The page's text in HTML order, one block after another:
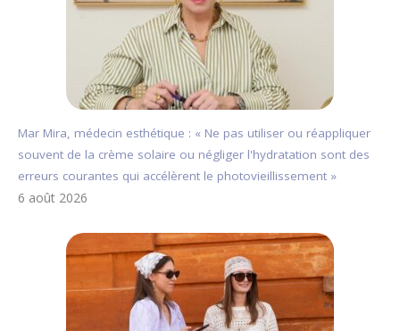
Mar Mira, médecin esthétique : « Ne pas utiliser ou réappliquer
souvent de la crème solaire ou négliger l'hydratation sont des
erreurs courantes qui accélèrent le photovieillissement »
6 août 2026